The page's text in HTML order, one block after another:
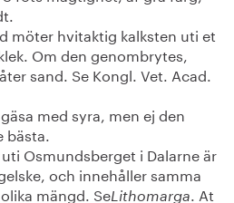
möter hvitaktig kalksten uti et
Om den genombrytes,
sand. Se Kongl. Vet. Acad.
med syra, men ej den
bästa.
Osmundsberget i Dalarne är
och innehåller samma
mängd. SeLithomarga. At